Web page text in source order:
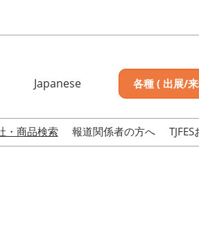
Japanese
English
各種 ( 出展/
・商品検索 報道関係者の方へ